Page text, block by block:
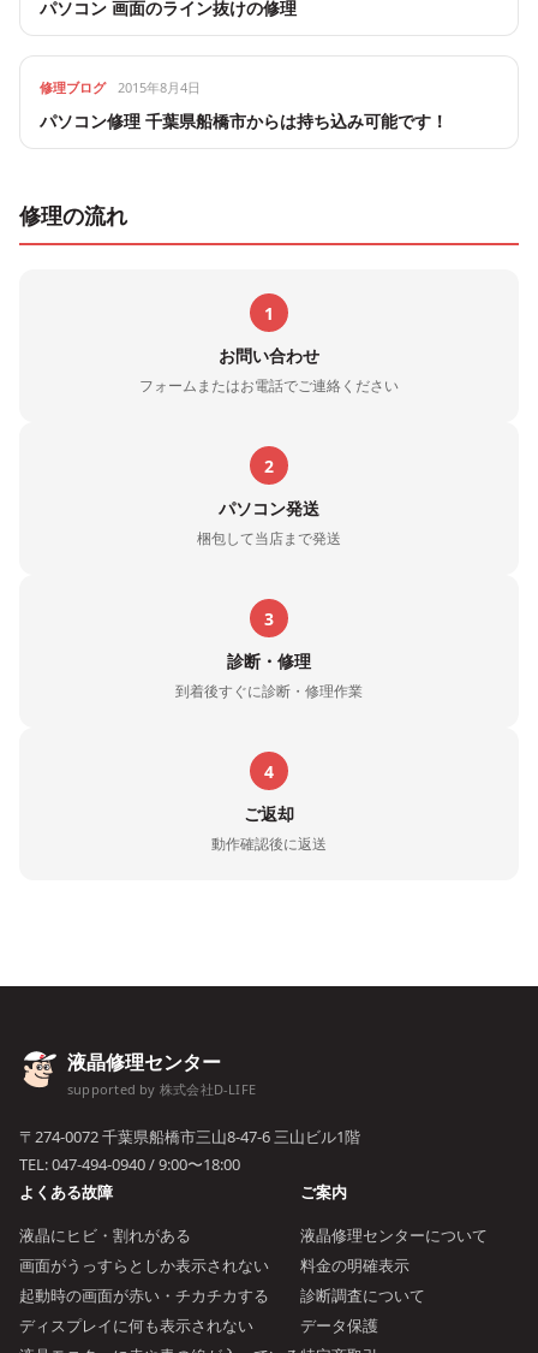
パソコン 画面のライン抜けの修理
修理ブログ 2015年8月4日
パソコン修理 千葉県船橋市からは持ち込み可能です！
修理の流れ
1
お問い合わせ
フォームまたはお電話でご連絡ください
2
パソコン発送
梱包して当店まで発送
3
診断・修理
到着後すぐに診断・修理作業
4
ご返却
動作確認後に返送
液晶修理センター
supported by 株式会社D-LIFE
〒274-0072 千葉県船橋市三山8-47-6 三山ビル1階
TEL:047-494-0940/ 9:00〜18:00
よくある故障
液晶にヒビ・割れがある
画面がうっすらとしか表示されない
起動時の画面が赤い・チカチカする
ディスプレイに何も表示されない
ご案内
液晶修理センターについて
料金の明確表示
診断調査について
データ保護